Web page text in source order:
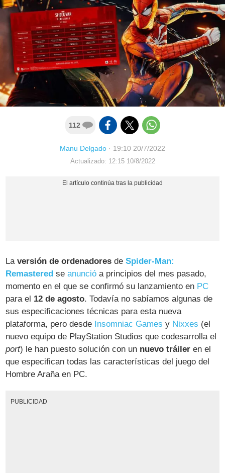
112
Manu Delgado · 19:10 20/7/2022
Actualizado: 12:15 10/8/2022
Laversión de ordenadores deSpider-Man:
Remastered seanunció a principios del mes pasado,
momento en el que se confirmó su lanzamiento en PC
para el 12 de agosto. Todavía no sabíamos algunas de
sus especificaciones técnicas para esta nueva
plataforma, pero desde Insomniac Games y Nixxes (el
nuevo equipo de PlayStation Studios que codesarrolla el
port) le han puesto solución con un nuevo tráiler en el
que especifican todas las características del juego del
Hombre Araña en PC.
PUBLICIDAD